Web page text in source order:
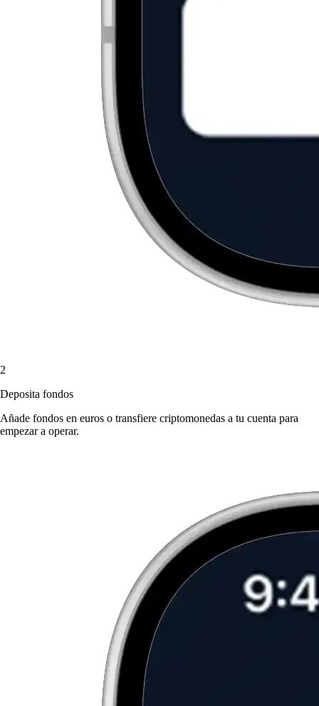
2
Deposita fondos
Añade fondos en euros o transfiere criptomonedas a tu cuenta para
empezar a operar.